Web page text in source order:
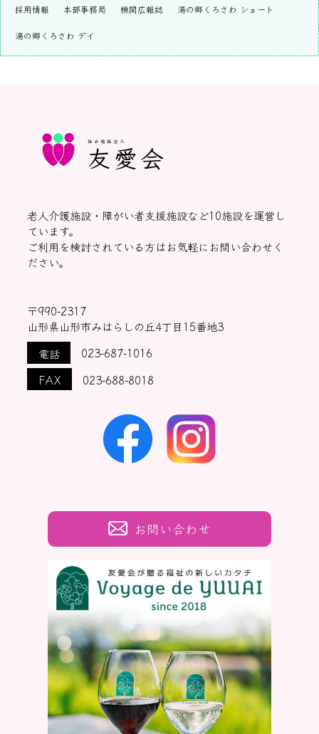
採用情報 本部事務局 機関広報誌 湯の郷くろさわ ショート
湯の郷くろさわ デイ
社会福祉法人
友愛会
老人介護施設・障がい者支援施設など10施設を運営し
ています。
ご利用を検討されている方はお気軽にお問い合わせく
ださい。
〒990-2317
山形県山形市みはらしの丘4丁目15番地3
電話
023-687-1016
FAX
023-688-8018
お問い合わせ